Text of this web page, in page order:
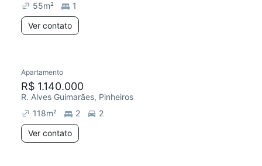
55m²
1
Ver contato
Apartamento
R$ 1.140.000
R. Alves Guimarães, Pinheiros
118m² 2
2
Ver contato